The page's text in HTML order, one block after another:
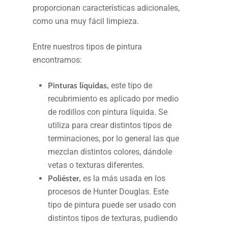
proporcionan características adicionales,
como una muy fácil limpieza.
Entre nuestros tipos de pintura
encontramos:
Pinturas líquidas,este tipo de
recubrimiento es aplicado por medio
de rodillos con pintura líquida. Se
utiliza para crear distintos tipos de
terminaciones, por lo general las que
mezclan distintos colores, dándole
vetas o texturas diferentes.
Poliéster, es la más usada en los
procesos de Hunter Douglas. Este
tipo de pintura puede ser usado con
distintos tipos de texturas, pudiendo